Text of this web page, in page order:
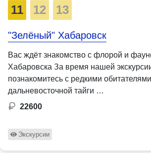
11 12 13
"Зелёный" Хабаровск
Вас ждёт знакомство с флорой и
Хабаровска За время нашей
познакомитесь с редкими обитателями
дальневосточной тайги …
22600
Экскурсии